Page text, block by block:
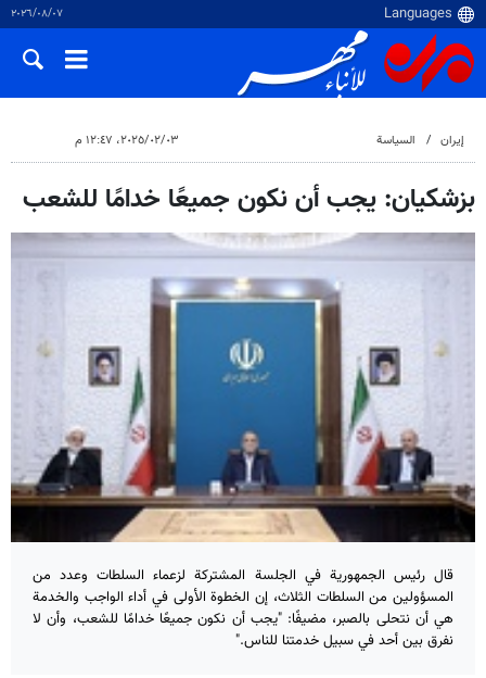
٠٧‏/٠٨‏/٢٠٢٦
إيران السياسة ٠٣‏/٠٢‏/٢٠٢٥، ١٢:٤٧ م
بزشکیان: يجب أن نكون جميعًا خدامًا للشعب
قال رئيس الجمهورية في الجلسة المشتركة لزعماء السلطات وعدد من
المسؤولين من السلطات الثلاث، إن الخطوة الأولى في أداء الواجب والخدمة
هي أن نتحلى بالصبر، مضيفًا: "يجب أن نكون جميعًا خدامًا للشعب، وأن لا
نفرق بين أحد في سبيل خدمتنا للناس."